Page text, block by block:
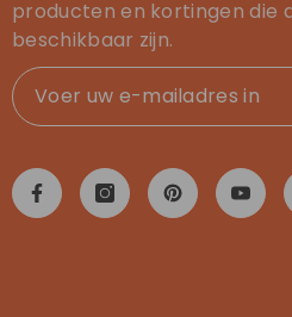
producten en kortingen die
beschikbaar zijn.